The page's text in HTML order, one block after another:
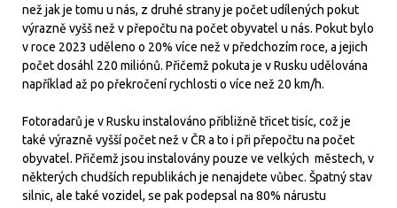
než jak je tomu u nás, z druhé strany je počet udílených pokut
výrazně vyšš než v přepočtu na počet obyvatel u nás. Pokut bylo
v roce 2023 uděleno o 20% více než v předchozím roce, a jejich
počet dosáhl 220 miliónů. Přičemž pokuta je v Rusku udělována
například až po překročení rychlosti o více než 20 km/h.
Fotoradarů je v Rusku instalováno přibližně třicet tisíc, což je
také výrazně vyšší počet než v ČR a to i při přepočtu na počet
obyvatel. Přičemž jsou instalovány pouze ve velkých městech, v
některých chudších republikách je nenajdete vůbec. Špatný stav
silnic, ale také vozidel, se pak podepsal na 80% nárustu